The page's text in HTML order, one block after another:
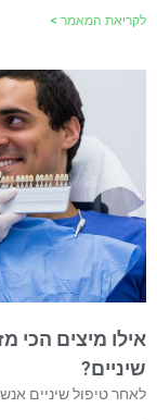
לקריאת המאמר >
אילו מיצים הכי
שיניים?
לאחר טיפול שיניים